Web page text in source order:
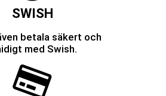
SWISH
betala säkert och
med Swish.